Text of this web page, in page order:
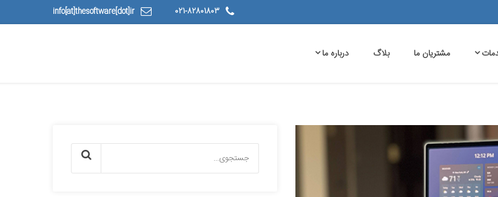
021-82801803
info[at]thesoftware[dot]ir
مشتریان ما بلاگ درباره ما